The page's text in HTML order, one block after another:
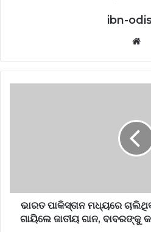
ibn-
ଭାରତ ପାକିସ୍ତାନ ମଧ୍ୟରେ
ଗାୟିଲେ ଜାତୀୟ ଗାନ, ବାବରଙ୍କୁ